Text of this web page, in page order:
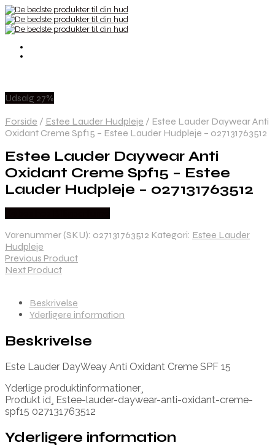
Udsalg 27%
Forside / Estee Lauder Hudpleje / Estee Lauder Daywear Anti
Oxidant Creme Spf15 – Estee Lauder Hudpleje – 027131763512
Estee Lauder Daywear Anti
Oxidant Creme Spf15 – Estee
Lauder Hudpleje – 027131763512
Varenummer (SKU): 027131763512 Kategori: Estee Lauder
Hudpleje
Previous Product
Next Product
Beskrivelse
Yderligere information
Beskrivelse
Este Lauder DayWeay Anti Oxidant Creme SPF 15
Yderlige produktinformationer¸
Produkt id¸ Estee-lauder-daywear-anti-oxidant-creme-
spf15 027131763512
Yderligere information